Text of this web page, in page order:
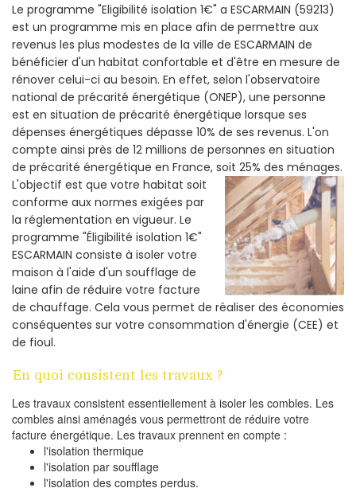
Le programme "Eligibilité isolation 1€" a ESCARMAIN (59213)
est un programme mis en place afin de permettre aux
revenus les plus modestes de la ville de ESCARMAIN de
bénéficier d'un habitat confortable et d'être en mesure de
rénover celui-ci au besoin. En effet, selon l'observatoire
national de précarité énergétique (ONEP), une personne
est en situation de précarité énergétique lorsque ses
dépenses énergétiques dépasse 10% de ses revenus. L'on
compte ainsi près de 12 millions de personnes en situation
de précarité énergétique en France, soit 25% des ménages.
L'objectif est que votre habitat soit
conforme aux normes exigées par
la réglementation en vigueur. Le
programme "Éligibilité isolation 1€"
ESCARMAIN consiste à isoler votre
maison à l'aide d'un soufflage de
laine afin de réduire votre facture
de chauffage. Cela vous permet de réaliser des économies
conséquentes sur votre consommation d'énergie (CEE) et
de fioul.
En quoi consistent les travaux ?
Les travaux consistent essentiellement à isoler les combles. Les
combles ainsi aménagés vous permettront de réduire votre
facture énergétique. Les travaux prennent en compte :
l'isolation thermique
l'isolation par soufflage
l'isolation des comptes perdus.